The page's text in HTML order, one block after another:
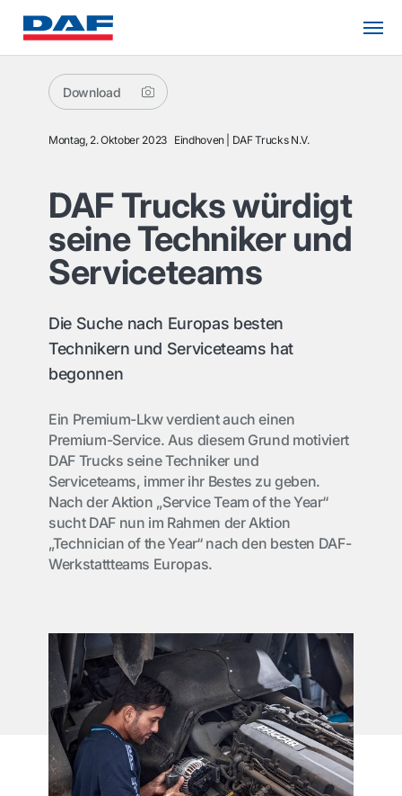
Download
Montag, 2. Oktober 2023 Eindhoven DAF Trucks N.V.
DAF Trucks würdigt
seine Techniker und
Serviceteams
Die Suche nach Europas besten
Technikern und Serviceteams hat
begonnen
Ein Premium-Lkw verdient auch einen
Premium-Service. Aus diesem Grund motiviert
DAF Trucks seine Techniker und
Serviceteams, immer ihr Bestes zu geben.
Nach der Aktion „Service Team of the Year“
sucht DAF nun im Rahmen der Aktion
„Technician of the Year“ nach den besten DAF-
Werkstattteams Europas.